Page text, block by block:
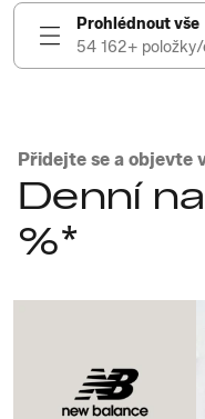
Prohlédnout vše
54 162+
Přidejte se a objevte
Denní
%*